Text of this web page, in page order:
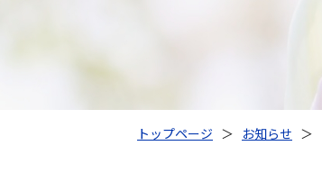
トップページ ＞ お知らせ ＞